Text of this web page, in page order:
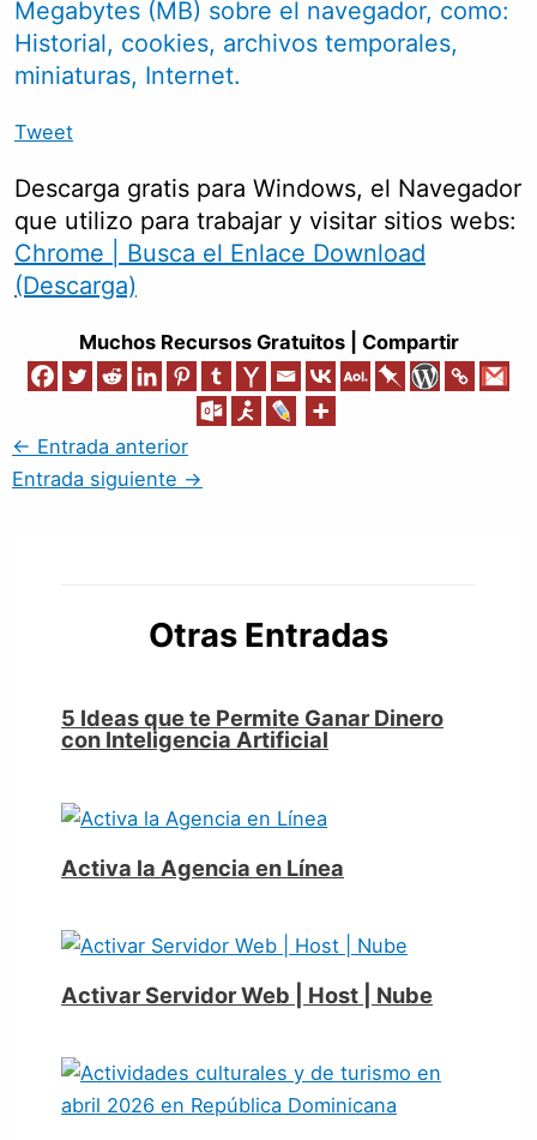
Megabytes (MB) sobre el navegador, como:
Historial, cookies, archivos temporales,
miniaturas, Internet.
Tweet
Descarga gratis para Windows, el Navegador
que utilizo para trabajar y visitar sitios webs:
Chrome | Busca el Enlace Download
(Descarga)
Muchos Recursos Gratuitos | Compartir
← Entrada anterior
Entrada siguiente →
Otras Entradas
5 Ideas que te Permite Ganar Dinero
con Inteligencia Artificial
Activa la Agencia en Línea
Activar Servidor Web | Host | Nube